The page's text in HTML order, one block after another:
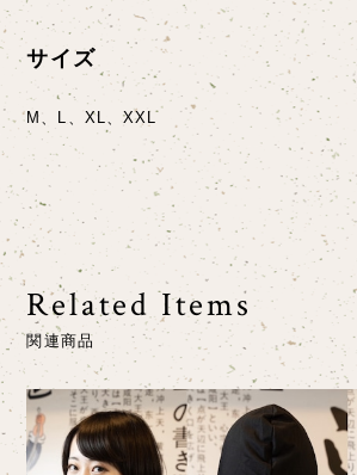
サイズ
M、L、XL、XXL
Related Items
関連商品